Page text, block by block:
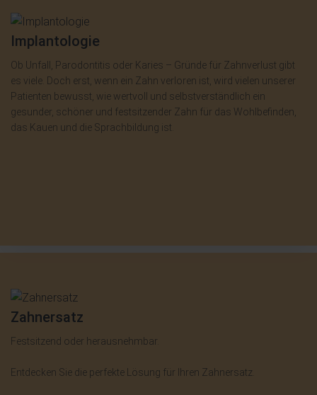
Implantologie
Ob Unfall, Parodontitis oder Karies – Gründe für Zahnverlust gibt
es viele. Doch erst, wenn ein Zahn verloren ist, wird vielen unserer
Patienten bewusst, wie wertvoll und selbstverständlich ein
gesunder, schöner und festsitzender Zahn für das Wohlbefinden,
das Kauen und die Sprachbildung ist.
Zahnersatz
Festsitzend oder herausnehmbar.
Entdecken Sie die perfekte Lösung für Ihren Zahnersatz.